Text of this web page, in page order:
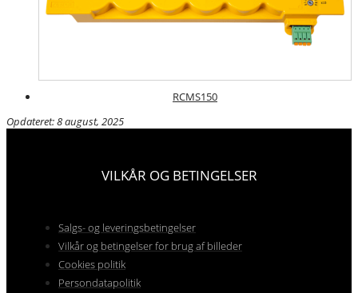
RCMS150
Opdateret: 8 august, 2025
VILKÅR OG BETINGELSER
Salgs- og leveringsbetingelser
Vilkår og betingelser for brug af billeder
Cookies politik
Persondatapolitik